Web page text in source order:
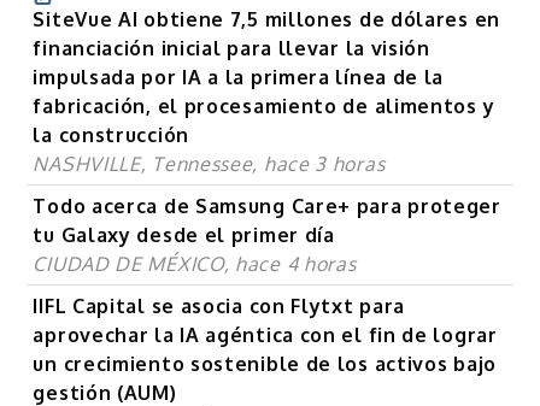
SiteVue AI obtiene 7,5 millones de dólares en
financiación inicial para llevar la visión
impulsada por IA a la primera línea de la
fabricación, el procesamiento de alimentos y
la construcción
NASHVILLE, Tennessee, hace 3 horas
Todo acerca de Samsung Care+ para proteger
tu Galaxy desde el primer día
CIUDAD DE MÉXICO, hace 4 horas
IIFL Capital se asocia con Flytxt para
aprovechar la IA agéntica con el fin de lograr
un crecimiento sostenible de los activos bajo
gestión (AUM)